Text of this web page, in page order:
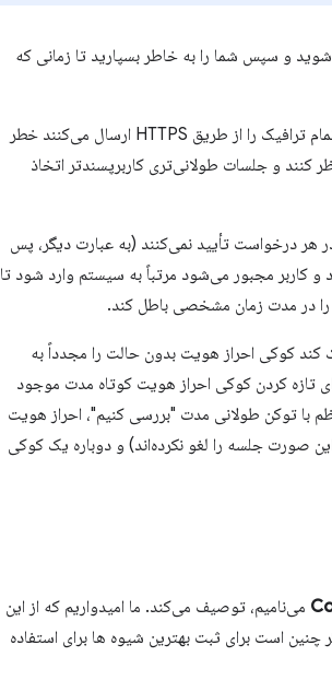
و سپس شما را به خاطر بسپارید تا زمانی که
اکنون که دستگاه‌ها، به‌ویژه دستگاه‌های تلفن همراه، شخصی‌تر شده‌اند، و سایت‌های بیشتری که تمام ترافیک را از طریق HTTPS ارسال می‌کنند خطر
و جلسات طولانی‌تری کاربرپسندتر اتخاذ
هر درخواست تأیید نمی‌کنند (به عبارت دیگر، پس
کاربر مجبور می‌شود مرتباً به سیستم وارد شود تا
را در مدت زمان مشخصی باطل کند.
کوکی احراز هویت بدون حالت را مجدداً به
تازه کردن کوکی احراز هویت کوتاه مدت موجود
با توکن طولانی مدت "بررسی کنیم"، احراز هویت
این صورت جلسه را لغو نکرده‌اند) و دوباره یک کوکی
می‌نامیم، توصیف می‌کند. ما امیدواریم که از این
چنین است برای ثبت بهترین شیوه ها برای استفاده